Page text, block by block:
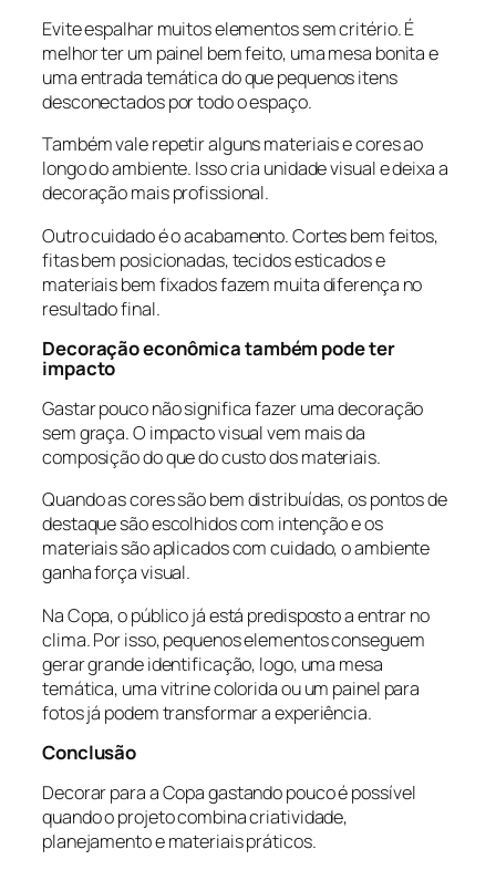
Evite espalhar muitos elementos sem critério. É
melhor ter um painel bem feito, uma mesa bonita e
uma entrada temática do que pequenos itens
desconectados por todo o espaço.
Também vale repetir alguns materiais e cores ao
longo do ambiente. Isso cria unidade visual e deixa a
decoração mais profissional.
Outro cuidado é o acabamento. Cortes bem feitos,
fitas bem posicionadas, tecidos esticados e
materiais bem fixados fazem muita diferença no
resultado final.
Decoração econômica também pode ter
impacto
Gastar pouco não significa fazer uma decoração
sem graça. O impacto visual vem mais da
composição do que do custo dos materiais.
Quando as cores são bem distribuídas, os pontos de
destaque são escolhidos com intenção e os
materiais são aplicados com cuidado, o ambiente
ganha força visual.
Na Copa, o público já está predisposto a entrar no
clima. Por isso, pequenos elementos conseguem
gerar grande identificação, logo, uma mesa
temática, uma vitrine colorida ou um painel para
fotos já podem transformar a experiência.
Conclusão
Decorar para a Copa gastando pouco é possível
quando o projeto combina criatividade,
planejamento e materiais práticos.